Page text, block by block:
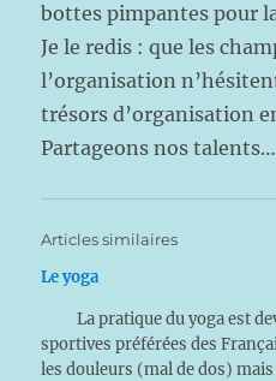
bottes pimpantes pour
Je le redis : que les
l’organisation
trésors d’organisation
Partageons nos talents…
Articles similaires
Le yoga
La pratique du yoga est
sportives préférées des
les douleurs (mal de dos)